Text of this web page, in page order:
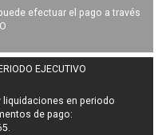
efectuar el pago a través
EJECUTIVO
liquidaciones en periodo
de pago: